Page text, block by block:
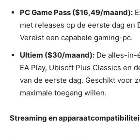
PC Game Pass ($16,49/maand):
met releases op de eerste dag en
Vereist een capabele gaming-pc.
Ultiem ($30/maand): De alles-in-
EA Play, Ubisoft Plus Classics en
van de eerste dag. Geschikt voor
maximale toegang willen.
Streaming en